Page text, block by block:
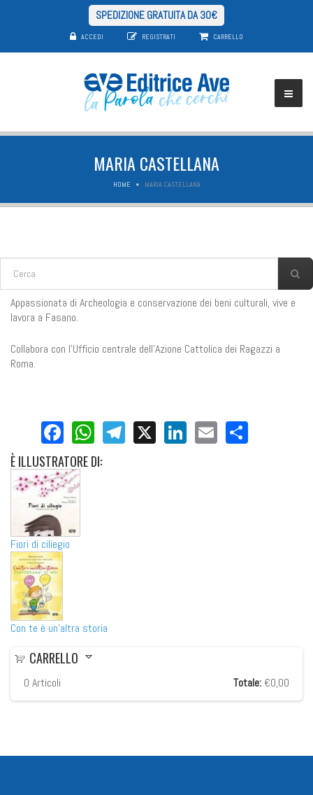
SPEDIZIONE GRATUITA DA 30€
ACCEDI REGISTRATI CARRELLO
MARIA CASTELLANA
HOME MARIA CASTELLANA
FORM DI RICERCA
Appassionata di Archeologia e conservazione dei beni culturali, vive e
lavora a Fasano.
Collabora con l'Ufficio centrale dell'Azione Cattolica dei Ragazzi a
Roma.
Facebook
WhatsApp
Telegram
X LinkedIn
Email
ÈILLUSTRATORE DI:
Fiori di ciliegio
Con te è un'altra storia
CARRELLO
0 Articoli Totale: €0,00